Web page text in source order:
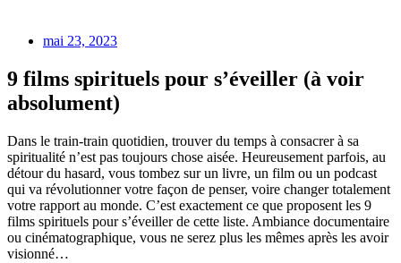
mai 23, 2023
9 films spirituels pour s’éveiller (à voir
absolument)
Dans le train-train quotidien, trouver du temps à consacrer à sa
spiritualité n’est pas toujours chose aisée. Heureusement parfois, au
détour du hasard, vous tombez sur un livre, un film ou un podcast
qui va révolutionner votre façon de penser, voire changer totalement
votre rapport au monde. C’est exactement ce que proposent les 9
films spirituels pour s’éveiller de cette liste. Ambiance documentaire
ou cinématographique, vous ne serez plus les mêmes après les avoir
visionné…